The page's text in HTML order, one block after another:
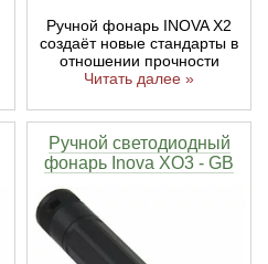
Ручной фонарь INOVA X2
создаёт новые стандарты в
отношении прочности
Читать далее »
Ручной светодиодный
фонарь Inova XO3 - GB